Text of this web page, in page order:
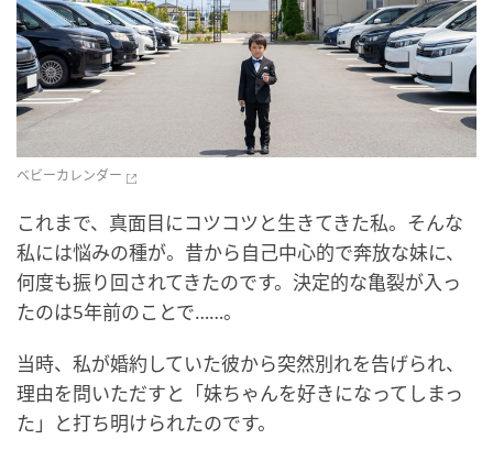
ベビーカレンダー
これまで、真面目にコツコツと生きてきた私。そんな
私には悩みの種が。昔から自己中心的で奔放な妹に、
何度も振り回されてきたのです。決定的な亀裂が入っ
たのは5年前のことで……。
当時、私が婚約していた彼から突然別れを告げられ、
理由を問いただすと「妹ちゃんを好きになってしまっ
た」と打ち明けられたのです。